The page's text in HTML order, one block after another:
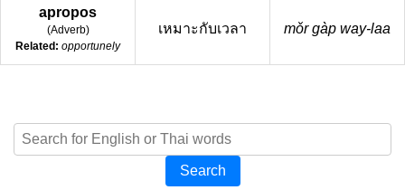
apropos
(Adverb)
Related: opportunely
เหมาะกับเวลา mǒr gàp way-laa
Search